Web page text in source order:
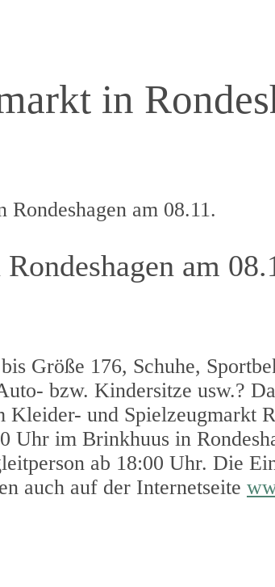
in
am 08.11.
am
Größe 176, Schuhe,
bzw. Kindersitze usw.?
und Spielzeugmarkt
Uhr im Brinkhuus in
ab 18:00 Uhr. Die
auch auf der Internetseite